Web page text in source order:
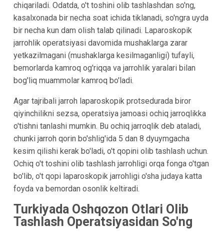
chiqariladi. Odatda, o't toshini olib tashlashdan so'ng,
kasalxonada bir necha soat ichida tiklanadi, so'ngra uyda
bir necha kun dam olish talab qilinadi. Laparoskopik
jarrohlik operatsiyasi davomida mushaklarga zarar
yetkazilmagani (mushaklarga kesilmaganligi) tufayli,
bemorlarda kamroq og'riqqa va jarrohlik yaralari bilan
bog'liq muammolar kamroq bo'ladi.
Agar tajribali jarroh laparoskopik protsedurada biror
qiyinchilikni sezsa, operatsiya jamoasi ochiq jarroqlikka
o'tishni tanlashi mumkin. Bu ochiq jarroqlik deb ataladi,
chunki jarroh qorin bo'shlig'ida 5 dan 8 dyuymgacha
kesim qilishi kerak bo'ladi, o't qopini olib tashlash uchun.
Ochiq o't toshini olib tashlash jarrohligi orqa fonga o'tgan
bo'lib, o't qopi laparoskopik jarrohligi o'sha judaya katta
foyda va bemordan osonlik keltiradi.
Turkiyada Oshqozon Otlari Olib
Tashlash Operatsiyasidan So'ng